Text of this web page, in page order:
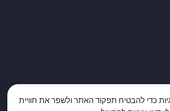
כדי להבטיח תפקוד האתר ולשפר את חוויית